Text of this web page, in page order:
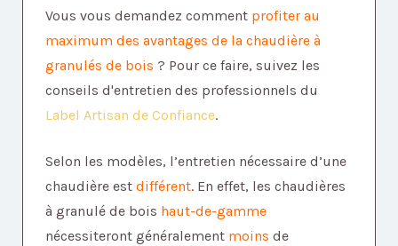
Vous vous demandez comment profiter au
maximum des avantages de la chaudière à
granulés de bois ? Pour ce faire, suivez les
conseils d'entretien des professionnels du
Label Artisan de Confiance.
Selon les modèles, l’entretien nécessaire d’une
chaudière est différent. En effet, les chaudières
à granulé de bois haut-de-gamme
nécessiteront généralement moins de